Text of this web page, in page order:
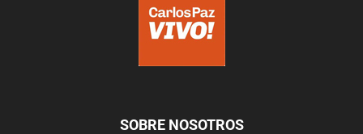
SOBRE NOSOTROS